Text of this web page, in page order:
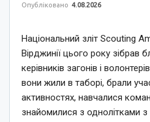
Опубліковано 4.08.2026
Національний зліт Scouting
Вірджинії цього року зібрав
керівників загонів і
вони жили в таборі, брали
активностях, навчалися
знайомилися з однолітками